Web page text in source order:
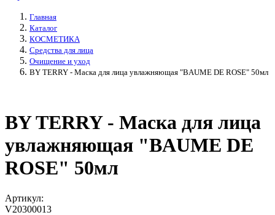
Главная
Каталог
КОСМЕТИКА
Средства для лица
Очищение и уход
BY TERRY - Маска для лица увлажняющая "BAUME DE ROSE" 50мл
BY TERRY - Маска для лица
увлажняющая "BAUME DE
ROSE" 50мл
Артикул:
V20300013